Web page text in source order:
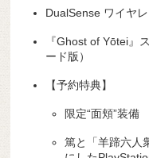
DualSense ワイヤ
『Ghost of Yōtei』
ード版）
【予約特典】
限定“面頬”装備
篤と「羊蹄六人